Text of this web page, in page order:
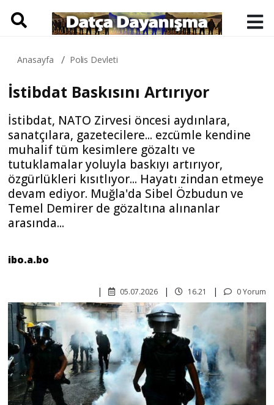
Anasayfa Polis Devleti
İstibdat Baskısını Artırıyor
İstibdat, NATO Zirvesi öncesi aydınlara,
sanatçılara, gazetecilere... ezcümle kendine
muhalif tüm kesimlere gözaltı ve
tutuklamalar yoluyla baskıyı artırıyor,
özgürlükleri kısıtlıyor... Hayatı zindan etmeye
devam ediyor. Muğla'da Sibel Özbudun ve
Temel Demirer de gözaltına alınanlar
arasında...
ibo.a.bo
0 Yorum
16.21
05.07.2026